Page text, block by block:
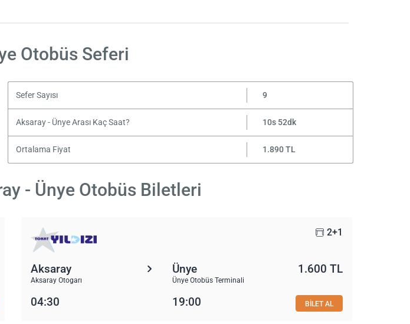
Otobüs Seferi
Sefer Sayısı 9
Aksaray - Ünye Arası Kaç Saat? 10s 52dk
Ortalama Fiyat 1.890 TL
- Ünye Otobüs Biletleri
2+1
Aksaray
Aksaray Otogarı
Ünye
Ünye Otobüs Terminali
1.600 TL
04:30 19:00 BİLET AL